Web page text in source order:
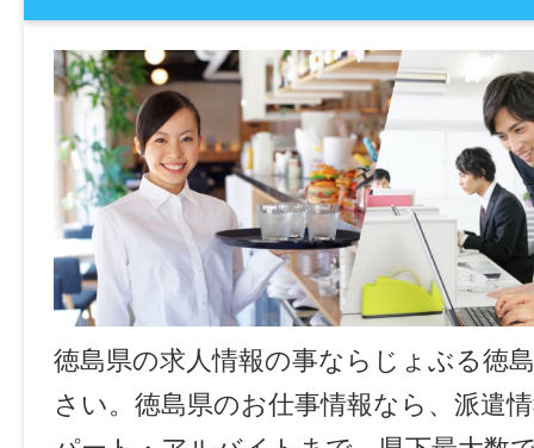
徳島県の求人情報の事ならじょぶる徳
さい。徳島県のお仕事情報なら、派遣